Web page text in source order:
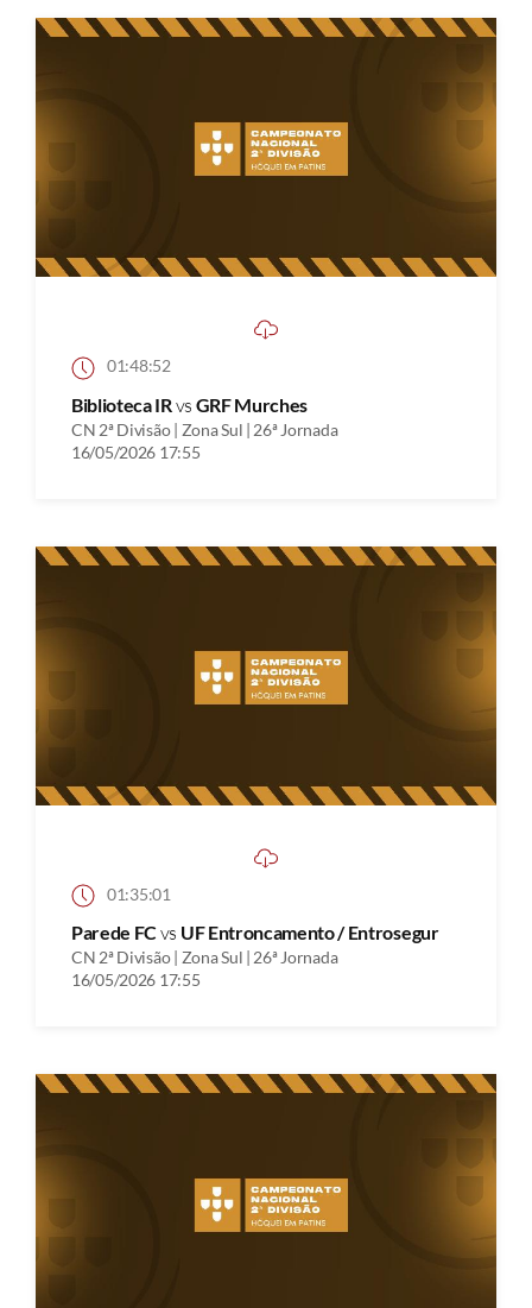
01:48:52
Biblioteca IRvs GRF Murches
CN 2ª Divisão | Zona Sul | 26ª Jornada
16/05/2026 17:55
01:35:01
Parede FCvs UF Entroncamento / Entrosegur
CN 2ª Divisão | Zona Sul | 26ª Jornada
16/05/2026 17:55